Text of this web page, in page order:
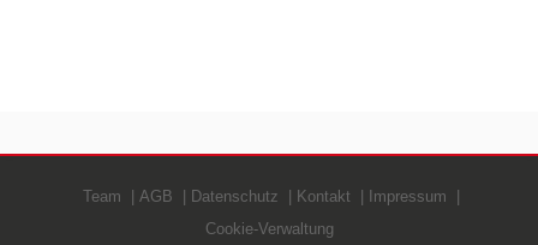
Team AGB Datenschutz Kontakt
Impressum
Cookie-Verwaltung